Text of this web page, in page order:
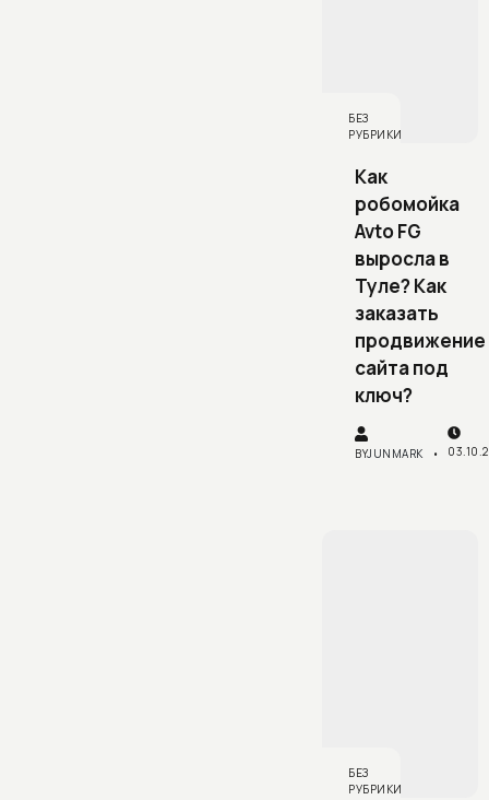
БЕЗ
РУБРИКИ
Как
робомойка
Avto FG
выросла в
Туле? Как
заказать
продвижение
сайта под
ключ?
BYJUNMARK
БЕЗ
РУБРИКИ